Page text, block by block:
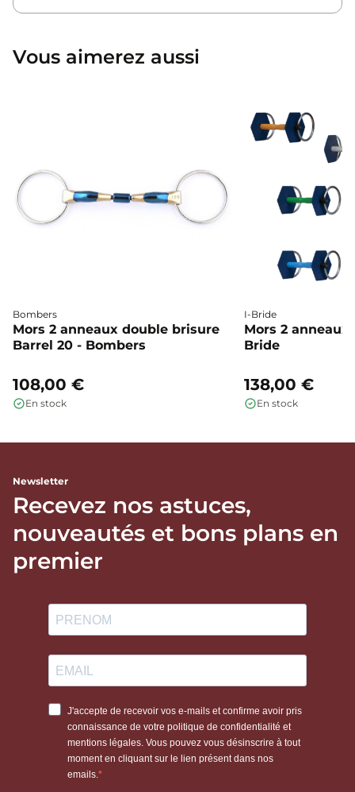
Vous aimerez aussi
Bombers
Mors 2 anneaux double brisure
Barrel 20 - Bombers
108,00 €
En stock
I-Bride
Mors 2
Bride
138,00 €
En stock
Newsletter
Recevez nos astuces,
nouveautés et bons plans en
premier